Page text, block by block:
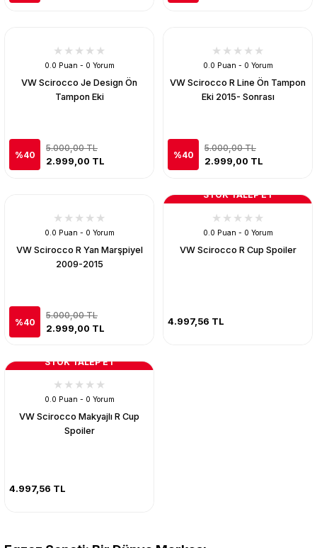
0.0 Puan - 0 Yorum
VW Scirocco Je Design Ön
Tampon Eki
%40
5.000,00 TL
2.999,00 TL
0.0 Puan - 0 Yorum
VW Scirocco R Line Ön Tampon
Eki 2015- Sonrası
%40
5.000,00 TL
2.999,00 TL
0.0 Puan - 0 Yorum
VW Scirocco R Yan Marşpiyel
2009-2015
%40
5.000,00 TL
2.999,00 TL
STOK TALEP ET
0.0 Puan - 0 Yorum
VW Scirocco R Cup Spoiler
4.997,56 TL
STOK TALEP ET
0.0 Puan - 0 Yorum
VW Scirocco Makyajlı R Cup
Spoiler
4.997,56 TL